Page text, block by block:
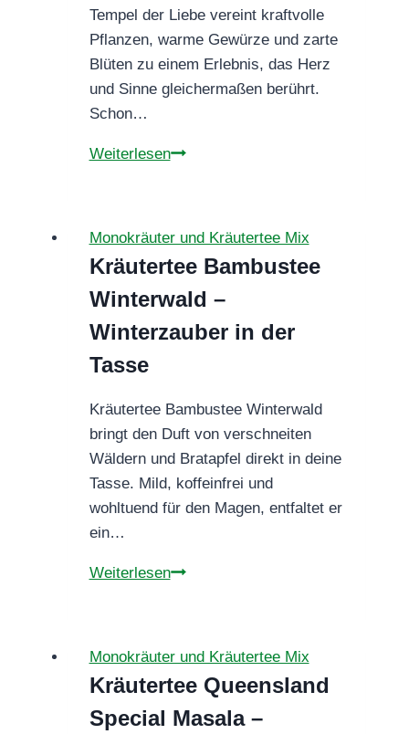
Tempel der Liebe vereint kraftvolle
Pflanzen, warme Gewürze und zarte
Blüten zu einem Erlebnis, das Herz
und Sinne gleichermaßen berührt.
Schon…
WeiterlesenKräutertee
Sinnlicher
Liebestee
Monokräuter und Kräutertee Mix
Kräutertee Bambustee
Winterwald –
Winterzauber in der
Tasse
Kräutertee Bambustee Winterwald
bringt den Duft von verschneiten
Wäldern und Bratapfel direkt in deine
Tasse. Mild, koffeinfrei und
wohltuend für den Magen, entfaltet er
ein…
WeiterlesenKräutertee
in
der
Monokräuter und Kräutertee Mix
Kräutertee Queensland
Special Masala –